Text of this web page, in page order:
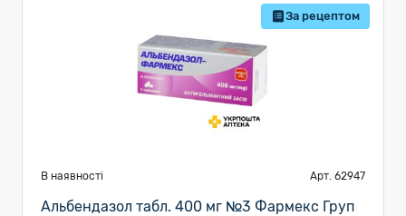
За рецептом
В наявності Арт. 62947
Альбендазол табл. 400 мг №3 Фармекс Груп